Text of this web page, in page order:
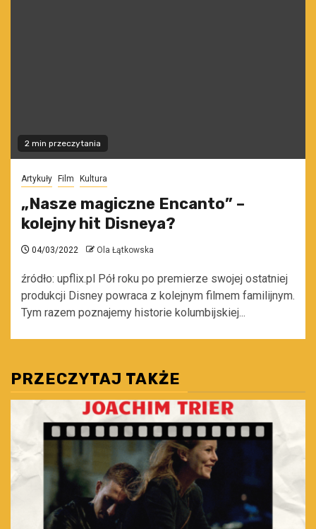
2 min przeczytania
Artykuły Film Kultura
„Nasze magiczne Encanto” –
kolejny hit Disneya?
04/03/2022 Ola Łątkowska
źródło: upflix.pl Pół roku po premierze swojej ostatniej
produkcji Disney powraca z kolejnym filmem familijnym.
Tym razem poznajemy historie kolumbijskiej...
PRZECZYTAJ TAKŻE